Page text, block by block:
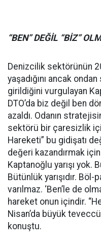
“BEN” DEĞİL “BİZ”
Denizcilik sektörünün
yaşadığını ancak
girildiğini vurgulayan
DTO’da biz değil ben
azaldı. Odanın
sektörü bir çaresizlik
Hareketi” bu gidişatı
değeri kazandırmak için
Kaptanoğlu yarışı yok.
Bütünlük yarışıdır.
varılmaz. ‘Ben’le de
hareket onun içindir.
Nisan’da büyük
konuştu.